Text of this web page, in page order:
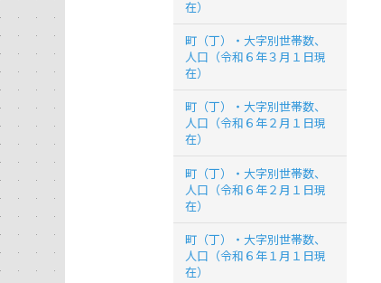
在）
町（丁）・大字別世帯数、
人口（令和６年３月１日現
在）
町（丁）・大字別世帯数、
人口（令和６年２月１日現
在）
町（丁）・大字別世帯数、
人口（令和６年２月１日現
在）
町（丁）・大字別世帯数、
人口（令和６年１月１日現
在）